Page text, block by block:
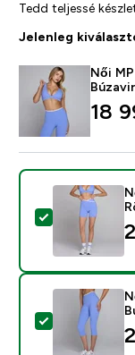
Tedd teljessé
Jelenleg
Női
18
Termék
Termék